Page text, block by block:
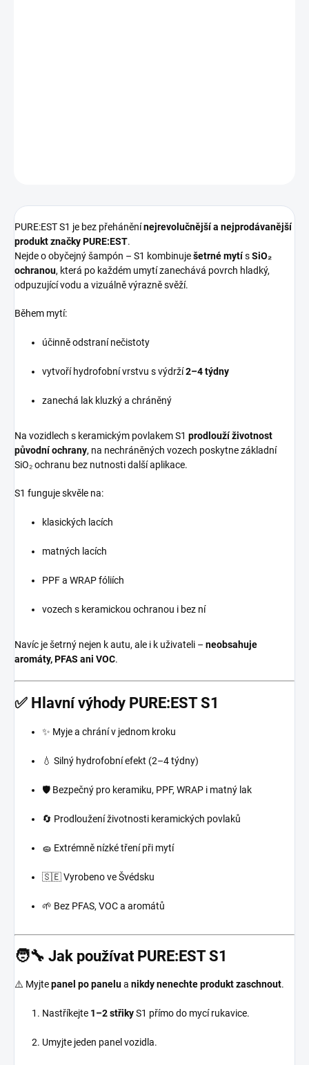
PURE:EST S1 je bez přeháněnínejrevolučnější a nejprodávanější
produkt značky PURE:EST.
Nejde o obyčejný šampón – S1 kombinuješetrné mytísSiO₂
ochranou, která po každém umytí zanechává povrch hladký,
odpuzující vodu a vizuálně výrazně svěží.
Během mytí:
účinně odstraní nečistoty
vytvoří hydrofobní vrstvu s výdrží2–4 týdny
zanechá lak kluzký a chráněný
Na vozidlech s keramickým povlakem S1 prodlouží životnost
původní ochrany, na nechráněných vozech poskytne základní
SiO₂ ochranu bez nutnosti další aplikace.
S1 funguje skvěle na:
klasických lacích
matných lacích
PPF a WRAP fóliích
vozech s keramickou ochranou i bez ní
Navíc je šetrný nejen k autu, ale i k uživateli – neobsahuje
aromáty, PFAS ani VOC.
✅ Hlavní výhody PURE:EST S1
✨ Myje a chrání v jednom kroku
💧 Silný hydrofobní efekt (2–4 týdny)
🛡️ Bezpečný pro keramiku, PPF, WRAP i matný lak
🔄 Prodloužení životnosti keramických povlaků
🧽 Extrémně nízké tření při mytí
🇸🇪 Vyrobeno ve Švédsku
🌱 Bez PFAS, VOC a aromátů
🧑‍🔧 Jak používat PURE:EST S1
⚠️ Myjtepanel po panelua nikdy nenechte produkt zaschnout.
Nastříkejte 1–2 střikyS1 přímo do mycí rukavice.
Umyjte jeden panel vozidla.